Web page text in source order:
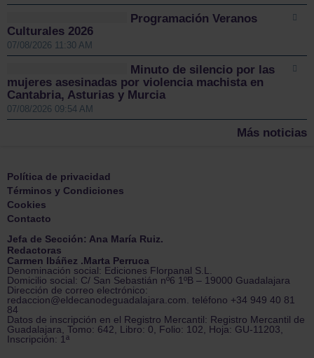
Programación Veranos
Culturales 2026
07/08/2026 11:30 AM
Minuto de silencio por las
mujeres asesinadas por violencia machista en
Cantabria, Asturias y Murcia
07/08/2026 09:54 AM
Más noticias
Política de privacidad
Términos y Condiciones
Cookies
Contacto
Jefa de Sección: Ana María Ruiz.
Redactoras
Carmen Ibáñez .Marta Perruca
Denominación social: Ediciones Florpanal S.L.
Domicilio social: C/ San Sebastián nº6 1ºB – 19000 Guadalajara
Dirección de correo electrónico:
redaccion@eldecanodeguadalajara.com. teléfono +34 949 40 81
84
Datos de inscripción en el Registro Mercantil: Registro Mercantil de
Guadalajara, Tomo: 642, Libro: 0, Folio: 102, Hoja: GU-11203,
Inscripción: 1ª